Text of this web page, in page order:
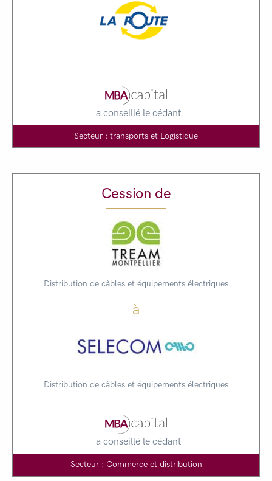
a conseillé le cédant
Secteur : transports et Logistique
Cession de
Distribution de câbles et équipements électriques
à
Distribution de câbles et équipements électriques
a conseillé le cédant
Secteur : Commerce et distribution